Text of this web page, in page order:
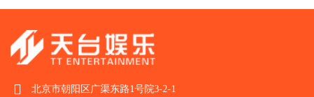
北京市朝阳区广渠东路1号院3-2-1